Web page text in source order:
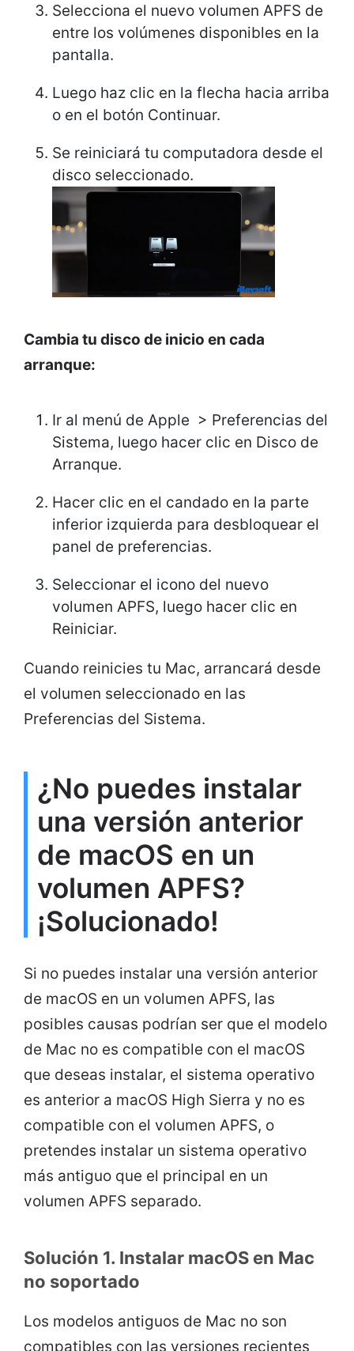
Selecciona el nuevo volumen APFS de
entre los volúmenes disponibles en la
pantalla.
Luego haz clic en la flecha hacia arriba
o en el botón Continuar.
Se reiniciará tu computadora desde el
disco seleccionado.
Cambia tu disco de inicio en cada
arranque:
Ir al menú de Apple > Preferencias del
Sistema, luego hacer clic en Disco de
Arranque.
Hacer clic en el candado en la parte
inferior izquierda para desbloquear el
panel de preferencias.
Seleccionar el icono del nuevo
volumen APFS, luego hacer clic en
Reiniciar.
Cuando reinicies tu Mac, arrancará desde
el volumen seleccionado en las
Preferencias del Sistema.
¿No puedes instalar
una versión anterior
de macOS en un
volumen APFS?
¡Solucionado!
Si no puedes instalar una versión anterior
de macOS en un volumen APFS, las
posibles causas podrían ser que el modelo
de Mac no es compatible con el macOS
que deseas instalar, el sistema operativo
es anterior a macOS High Sierra y no es
compatible con el volumen APFS, o
pretendes instalar un sistema operativo
más antiguo que el principal en un
volumen APFS separado.
Solución 1. Instalar macOS en Mac
no soportado
Los modelos antiguos de Mac no son
compatibles con las versiones recientes